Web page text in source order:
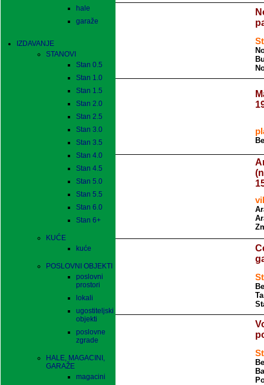
hale
garaže
IZDAVANJE
STANOVI
Stan 0.5
Stan 1.0
Stan 1.5
Stan 2.0
Stan 2.5
Stan 3.0
Stan 3.5
Stan 4.0
Stan 4.5
Stan 5.0
Stan 5.5
Stan 6.0
Stan 6+
KUĆE
kuće
POSLOVNI OBJEKTI
poslovni
prostori
lokali
ugostiteljski
objekti
poslovne
zgrade
HALE, MAGACINI,
GARAŽE
magacini